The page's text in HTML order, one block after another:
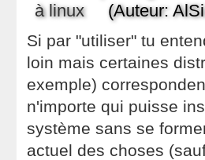
à linux(Auteur:
Si par "utiliser" tu
loin mais certaines
exemple)
n'importe qui puisse
système sans se
actuel des choses